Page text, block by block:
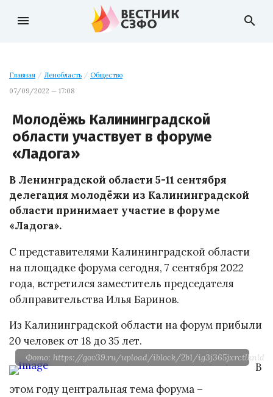
menu search
Главная / Ленобласть / Общество
07/09/2022 — 17:08
Молодёжь Калининградской
области участвует в форуме
«Ладога»
В Ленинградской области 5-11 сентября
делегация молодёжи из Калининградской
области принимает участие в форуме
«Ладога».
С представителями Калининградской области
на площадке форума сегодня, 7 сентября 2022
года, встретился заместитель председателя
облправительства Илья Баринов.
Из Калининградской области на форум прибыли
20 человек от 18 до 35 лет.
Фото: https://gov39.ru/upload/iblock/2b1/
В
этом году центральная тема форума –